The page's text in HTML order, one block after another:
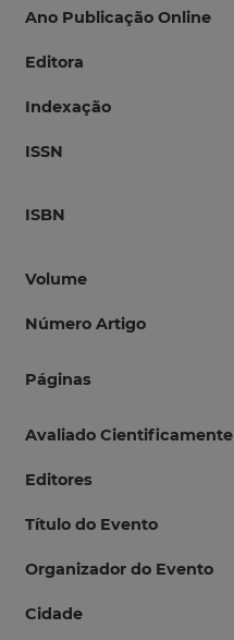
Ano Publicação Online
Editora
Indexação
ISSN
ISBN
Volume
Número Artigo
Páginas
Avaliado Cientificamente
Editores
Título do Evento
Organizador do Evento
Cidade